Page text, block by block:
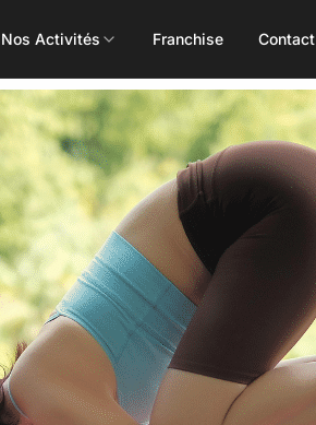
Nos Activités
Mills
Pump
Attack
Combat
Concept
ALEOP
Aléop Cardio
Aléop Force
Franchise Contact